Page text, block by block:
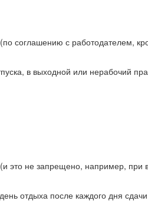
соглашению с работодателем,
в выходной или нерабочий
это не запрещено, например,
отдыха после каждого дня